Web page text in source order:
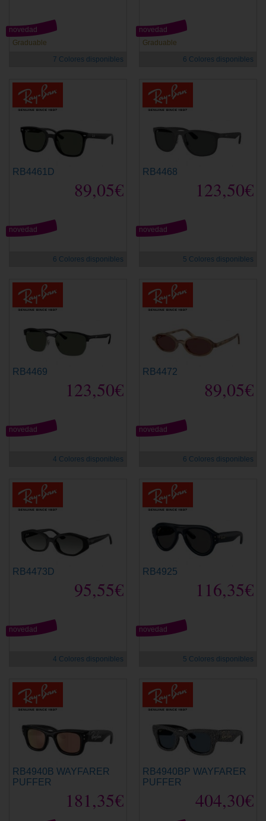
Graduable
novedad
7 Colores disponibles
Graduable
novedad
6 Colores disponibles
RB4461D
89,05€
novedad
6 Colores disponibles
RB4468
123,50€
novedad
5 Colores disponibles
RB4469
123,50€
novedad
4 Colores disponibles
RB4472
89,05€
novedad
6 Colores disponibles
RB4473D
95,55€
novedad
4 Colores disponibles
RB4925
116,35€
novedad
5 Colores disponibles
RB4940B WAYFARER
PUFFER
181,35€
RB4940BP WAYFARER
PUFFER
404,30€